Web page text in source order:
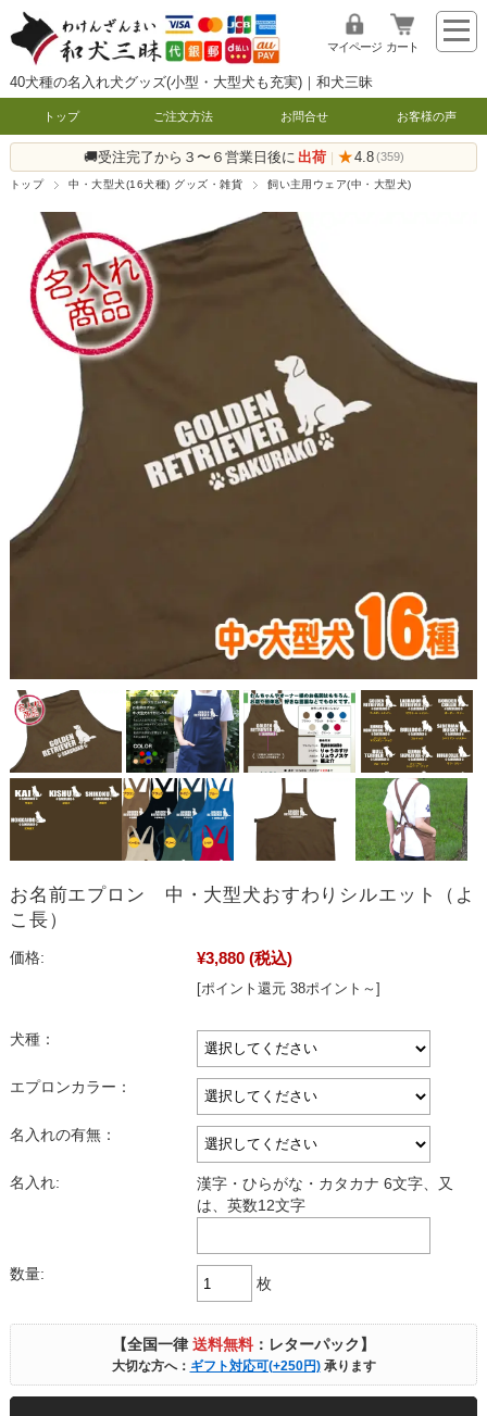
40犬種の名入れ犬グッズ(小型・大型犬も充実)｜和犬三昧
マイページ カート
トップ ご注文方法 お問合せ お客様の声
🚚受注完了から３〜６営業日後に 出荷 | ★4.8 (359)
トップ 中・大型犬(16犬種) グッズ・雑貨 飼い主用ウェア(中・大型犬)
お名前エプロン 中・大型犬おすわりシルエット（よ
こ長）
価格: ¥3,880 (税込)
[ポイント還元 38ポイント～]
犬種：
エプロンカラー：
名入れの有無：
名入れ:
漢字・ひらがな・カタカナ 6文字、又
は、英数12文字
数量:
枚
【全国一律送料無料 ：レターパック】
大切な方へ： ギフト対応可(+250円)承ります